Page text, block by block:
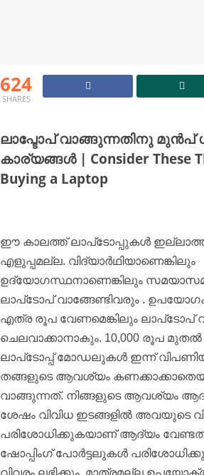
624
SHARES
ലാപ്ടോപ് വാങ്ങുന്നതിനു മുൻപ്
കാര്യങ്ങൾ | Consider These
Buying a Laptop
ഈ കാലത്ത് ലാപ്‌ടോപ്പുകള്‍ ഇല്ലാത്ത
എളുപ്പമല്ല. വിദ്യാര്‍ഥിയാണെങ്കിലും
ഉദ്യോഗസ്ഥനാണെങ്കിലും
ലാപ്‌ടോപ് വാങ്ങേണ്ടിവരും .
എത്ര രൂപ വേണമെങ്കിലും ലാപ്‌ടോപ്
ചെലവാക്കാനാകും. 10,000 രൂപ
ലാപ്‌ടോപ്പ് മോഡലുകള്‍ ഇന്ന്
തങ്ങളുടെ ആവശ്യം
വാങ്ങുന്നത്. നിങ്ങളുടെ ആവശ്യം
ശേഷം വിവിധ ഇടങ്ങളില്‍ അവയുടെ
പരിശോധിക്കുകയാണ് ആദ്യം
ഷോപ്പിംഗ് പോര്‍ട്ടലുകള്‍